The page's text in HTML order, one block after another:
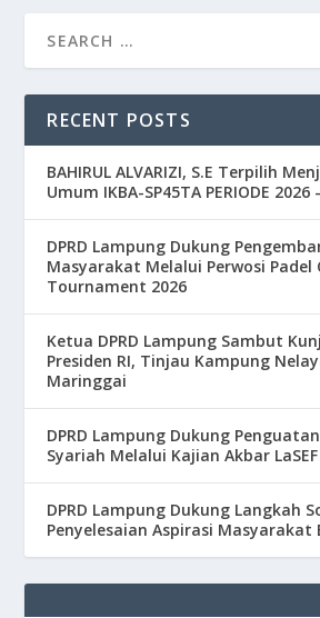
RECENT POSTS
BAHIRUL ALVARIZI, S.E Terpilih
Umum IKBA-SP45TA PERIODE 2026
DPRD Lampung Dukung
Masyarakat Melalui Perwosi Padel
Tournament 2026
Ketua DPRD Lampung Sambut
Presiden RI, Tinjau Kampung
Maringgai
DPRD Lampung Dukung
Syariah Melalui Kajian Akbar
DPRD Lampung Dukung Langkah
Penyelesaian Aspirasi Masyarakat